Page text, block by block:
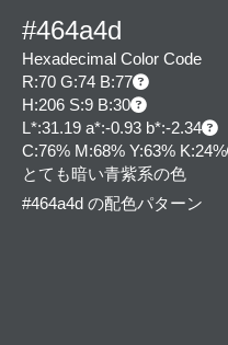
#464a4d
Hexadecimal Color Code
R:70 G:74 B:77
H:206 S:9 B:30
L*:31.19 a*:-0.93 b*:-2.34
C:76% M:68% Y:63% K:24%
とても暗い青紫系の色
#464a4d の配色パターン